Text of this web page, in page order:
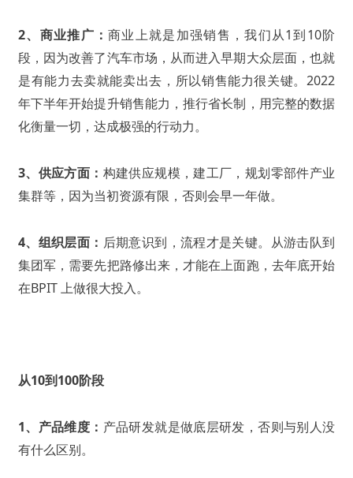
2、商业推广：商业上就是加强销售，我们从1到10阶
段，因为改善了汽车市场，从而进入早期大众层面，也就
是有能力去卖就能卖出去，所以销售能力很关键。2022
年下半年开始提升销售能力，推行省长制，用完整的数据
化衡量一切，达成极强的行动力。
3、供应方面： 构建供应规模，建工厂，规划零部件产业
集群等，因为当初资源有限，否则会早一年做。
4、组织层面： 后期意识到，流程才是关键。从游击队到
集团军，需要先把路修出来，才能在上面跑，去年底开始
在BPIT 上做很大投入。
从10到100阶段
1、产品维度： 产品研发就是做底层研发，否则与别人没
有什么区别。